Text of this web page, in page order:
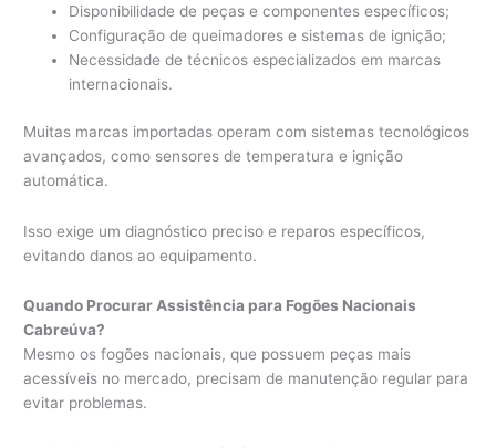
Disponibilidade de peças e componentes específicos;
Configuração de queimadores e sistemas de ignição;
Necessidade de técnicos especializados em marcas
internacionais.
Muitas marcas importadas operam com sistemas tecnológicos
avançados, como sensores de temperatura e ignição
automática.
Isso exige um diagnóstico preciso e reparos específicos,
evitando danos ao equipamento.
Quando Procurar Assistência para Fogões Nacionais
Cabreúva?
Mesmo os fogões nacionais, que possuem peças mais
acessíveis no mercado, precisam de manutenção regular para
evitar problemas.